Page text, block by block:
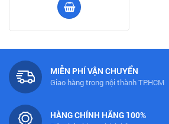
MIỄN PHÍ VẬN CHUYỂN
Giao hàng trong nội thành TP.HCM
HÀNG CHÍNH HÃNG 100%